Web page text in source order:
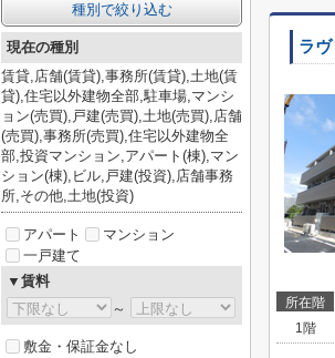
ラ
所在階
1階
種別で絞り込む
現在の種別
賃貸,店舗(賃貸),事務所(賃貸),土地(賃
貸),住宅以外建物全部,駐車場,マンシ
ョン(売買),戸建(売買),土地(売買),店舗
(売買),事務所(売買),住宅以外建物全
部,投資マンション,アパート(棟),マン
ション(棟),ビル,戸建(投資),店舗事務
所,その他,土地(投資)
アパート
マンション
一戸建て
▼賃料
～
敷金・保証金なし